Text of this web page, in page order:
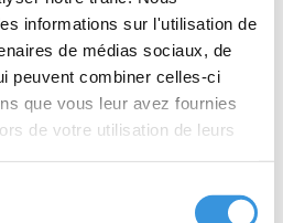
informations sur l'utilisation de
de médias sociaux, de
peuvent combiner celles-ci
que vous leur avez fournies
de votre utilisation de leurs
cette trottinette offre aventure et
pour les chocs et les
est notre priorité, donc si
nous recommandons de
spécialisées dans les freestyle.